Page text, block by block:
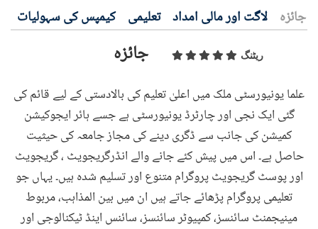
جائزہ لاگت اور مالی امداد تعلیمی کیمپس کی سہولیات
جائزہ ریٹنگ
علما یونیورسٹی ملک میں اعلیٰ تعلیم کی بالادستی کے لیے قائم کی
گئی ایک نجی اور چارٹرڈ یونیورسٹی ہے جسے ہائر ایجوکیشن
کمیشن کی جانب سے ڈگری دینے کی مجاز جامعہ کی حیثیت
حاصل ہے۔ اس میں پیش کئے جانے والے انڈرگریجویٹ ، گریجویٹ
اور پوسٹ گریجویٹ پروگرام متنوع اور تسلیم شدہ ہیں۔ یہاں جو
تعلیمی پروگرام پڑھائے جاتے ہیں ان میں بین المذاہب، مربوط
مینیجمنٹ سائنسز، کمپیوٹر سائنسز، سائنس اینڈ ٹیکنالوجی اور